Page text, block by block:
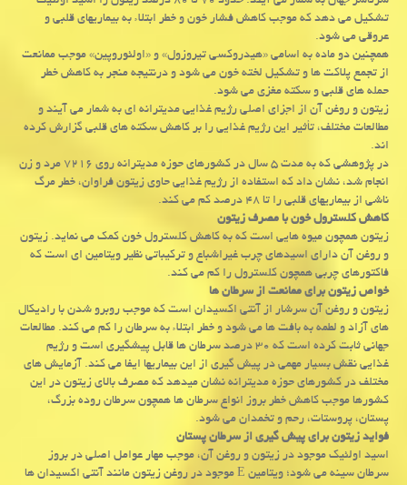
تشکیل می دهد که موجب کاهش فشار خون و خطر ابتلاء به بیماریهای قلبی و
عروقی می شود.
همچنین دو ماده به اسامی «هیدروکسی تیروزول» و «اولئوروپین» موجب ممانعت
از تجمع پلاکت ها و تشکیل لخته خون می شود و درنتیجه منجر به کاهش خطر
حمله های قلبی و سکته مغزی می شود.
زیتون و روغن آن از اجزای اصلی رژیم غذایی مدیترانه ای به شمار می آیند و
مطالعات مختلف، تأثیر این رژیم غذایی را بر کاهش سکته های قلبی گزارش کرده
اند.
در پژوهشی که به مدت ۵ سال در کشورهای حوزه مدیترانه روی ۷۲۱۶ مرد و زن
انجام شد، نشان داد که استفاده از رژیم غذایی حاوی زیتون فراوان، خطر مرگ
ناشی از بیماریهای قلبی را تا ۴۸ درصد کم می کند.
کاهش کلسترول خون با مصرف زیتون
زیتون همچون میوه هایی است که به کاهش کلسترول خون کمک می نماید. زیتون
و روغن آن دارای اسیدهای چرب غیراشباع و ترکیباتی نظیر ویتامین ای است که
فاکتورهای چربی همچون کلسترول را کم می کند.
خواص زیتون برای ممانعت از سرطان ها
زیتون و روغن آن سرشار از آنتی اکسیدان است که موجب روبرو شدن با رادیکال
های آزاد و لطمه به بافت ها می شود و خطر ابتلاء به سرطان را کم می کند. مطالعات
جهانی ثابت کرده است که ۳۰ درصد سرطان ها قابل پیشگیری است و رژیم
غذایی نقش بسیار مهمی در پیش گیری از این بیماریها ایفا می کند. آزمایش های
مختلف در کشورهای حوزه مدیترانه نشان میدهد که مصرف بالای زیتون در این
کشورها موجب کاهش خطر بروز انواع سرطان ها همچون سرطان روده بزرگ،
پستان، پروستات، رحم و تخمدان می شود.
فواید زیتون برای پیش گیری از سرطان پستان
اسید اولئیک موجود در زیتون و روغن آن، موجب مهار عوامل اصلی در بروز
سرطان سینه می شود؛ ویتامین E موجود در روغن زیتون مانند آنتی اکسیدان ها